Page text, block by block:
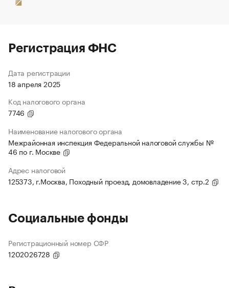
Регистрация ФНС
Дата регистрации
18 апреля 2025
Код налогового органа
7746
Наименование налогового органа
Межрайонная инспекция Федеральной налоговой службы №
46 по г. Москве
Адрес налоговой
125373, г.Москва, Походный проезд, домовладение 3, стр.2
Социальные фонды
Регистрационный номер СФР
1202026728